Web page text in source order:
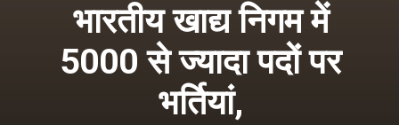
भारतीय खाद्य निगम में
5000 से ज्यादा पदों पर
भर्तियां,